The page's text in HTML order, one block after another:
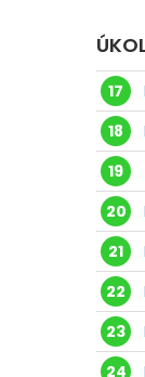
17
18
19
20
21
22
23
24